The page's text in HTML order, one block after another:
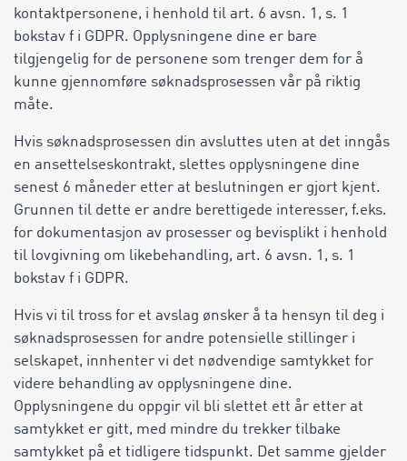
kontaktpersonene, i henhold til art. 6 avsn. 1, s. 1
bokstav f i GDPR. Opplysningene dine er bare
tilgjengelig for de personene som trenger dem for å
kunne gjennomføre søknadsprosessen vår på riktig
måte.
Hvis søknadsprosessen din avsluttes uten at det inngås
en ansettelseskontrakt, slettes opplysningene dine
senest 6 måneder etter at beslutningen er gjort kjent.
Grunnen til dette er andre berettigede interesser, f.eks.
for dokumentasjon av prosesser og bevisplikt i henhold
til lovgivning om likebehandling, art. 6 avsn. 1, s. 1
bokstav f i GDPR.
Hvis vi til tross for et avslag ønsker å ta hensyn til deg i
søknadsprosessen for andre potensielle stillinger i
selskapet, innhenter vi det nødvendige samtykket for
videre behandling av opplysningene dine.
Opplysningene du oppgir vil bli slettet ett år etter at
samtykket er gitt, med mindre du trekker tilbake
samtykket på et tidligere tidspunkt. Det samme gjelder